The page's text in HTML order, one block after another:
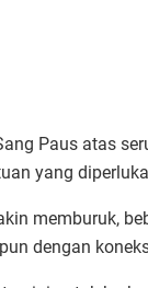
Paus atas
yang
memburuk,
dengan